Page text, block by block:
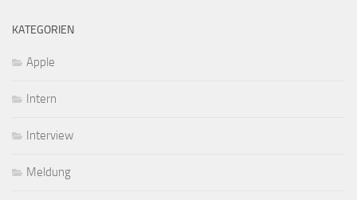
KATEGORIEN
Apple
Intern
Interview
Meldung